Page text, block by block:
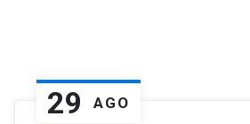
29 AGO